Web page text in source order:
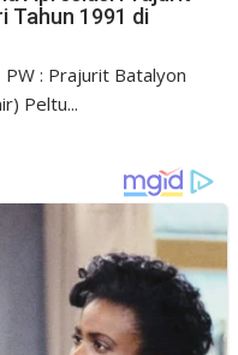
Tahun 1991 di
: Prajurit Batalyon
Peltu...